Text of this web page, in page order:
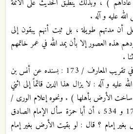
) ، وبذلك ينطبق الحديث على الأئمة
عليه و آله .
أن مدتهم طويلة ، بل ثبت أنهم يبقون إلى
هذه العصور إلا بأن يمد الله في عمر خاتمهم
.
فقد روى أبو الصلاح الحلبي في تقريب المعارف / 173 : بسنده عن أنس بن
و آله : لا يزال هذا الدين قائماً إلى اثني
الأرض بأهلها ) . ونحوه إعلام الورى /
364 ، وفي الكافي : 1 / 179 و 534 ، أن أبا حمزة سأل الإمام الصادق
إمام ؟ قال : لو بقيت الأرض بغير إمام